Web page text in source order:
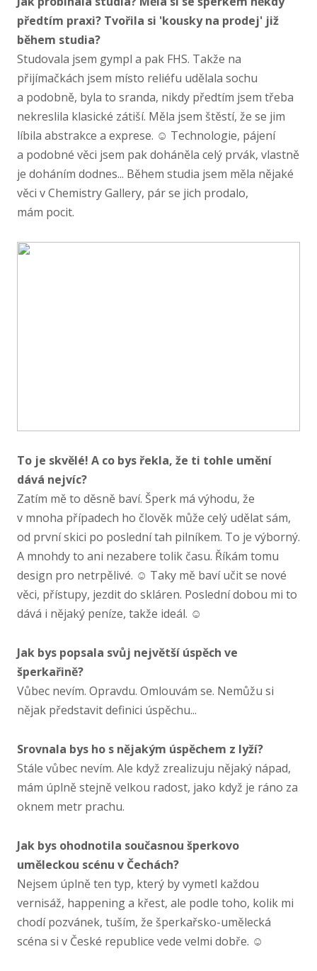
předtím praxi? Tvořila si 'kousky na prodej' již
během studia?
Studovala jsem gympl a pak FHS. Takže na
přijímačkách jsem místo reliéfu udělala sochu
a podobně, byla to sranda, nikdy předtím jsem třeba
nekreslila klasické zátiší. Měla jsem štěstí, že se jim
líbila abstrakce a exprese. ☺ Technologie, pájení
a podobné věci jsem pak doháněla celý prvák, vlastně
je doháním dodnes... Během studia jsem měla nějaké
věci v Chemistry Gallery, pár se jich prodalo,
mám pocit.
To je skvělé! A co bys řekla, že ti tohle umění
dává nejvíc?
Zatím mě to děsně baví. Šperk má výhodu, že
v mnoha případech ho člověk může celý udělat sám,
od první skici po poslední tah pilníkem. To je výborný.
A mnohdy to ani nezabere tolik času. Říkám tomu
design pro netrpělivé. ☺ Taky mě baví učit se nové
věci, přístupy, jezdit do skláren. Poslední dobou mi to
dává i nějaký peníze, takže ideál. ☺
Jak bys popsala svůj největší úspěch ve
šperkařině?
Vůbec nevím. Opravdu. Omlouvám se. Nemůžu si
nějak představit definici úspěchu...
Srovnala bys ho s nějakým úspěchem z lyží?
Stále vůbec nevím. Ale když zrealizuju nějaký nápad,
mám úplně stejně velkou radost, jako když je ráno za
oknem metr prachu.
Jak bys ohodnotila současnou šperkovo
uměleckou scénu v Čechách?
Nejsem úplně ten typ, který by vymetl každou
vernisáž, happening a křest, ale podle toho, kolik mi
chodí pozvánek, tuším, že šperkařsko-​umělecká
scéna si v České republice vede velmi dobře. ☺